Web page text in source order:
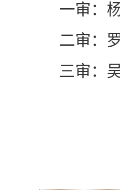
一审：
二审：
三审：